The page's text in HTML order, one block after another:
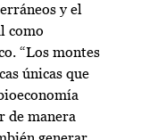
y el
como
“Los montes
únicas que
de manera